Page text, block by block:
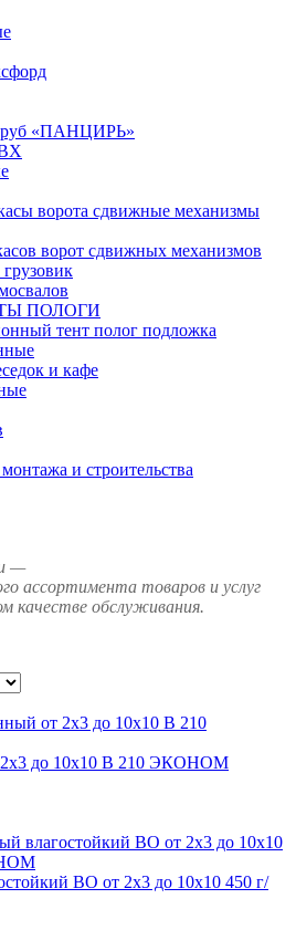
«ПАНЦИРЬ»
ворота сдвижные механизмы
ворот сдвижных механизмов
ПОЛОГИ
тент полог подложка
и кафе
и строительства
—
ассортимента товаров и услуг
качестве обслуживания.
2х3 до 10х10 В 210 ЭКОНОМ
ВО от 2х3 до 10х10 450 г/